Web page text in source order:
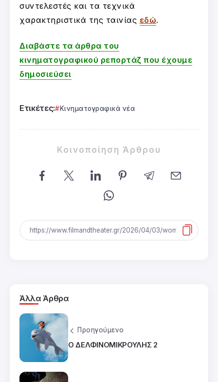
συντελεστές και τα τεχνικά
χαρακτηριστικά της ταινίας εδώ.
Διαβάστε τα άρθρα του
κινηματογραφικού ρεπορτάζ που έχουμε
δημοσιεύσει
Ετικέτες: Κινηματογραφικά νέα
Κοινοποίηση Άρθρου
Άλλα Άρθρα
Προηγούμενο
Ο ΔΕΛΦΙΝΟΜΙΚΡΟΥΛΗΣ 2